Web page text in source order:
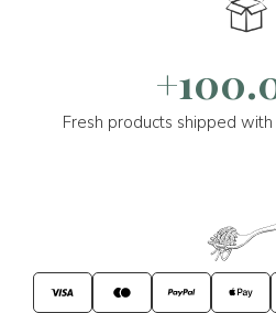
Fresh products shipped